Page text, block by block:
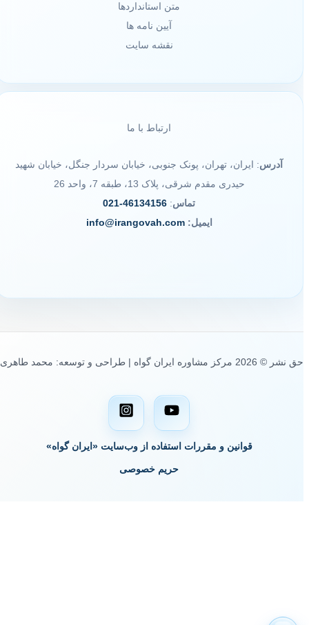
متن استانداردها
آیین نامه ها
نقشه سایت
ارتباط با ما
آدرس: ایران، تهران، پونک جنوبی، خیابان سردار جنگل، خیابان شهید
حیدری مقدم شرقی، پلاک 13، طبقه 7، واحد 26
تماس:
46134156-021
ایمیل: info@irangovah.com
حق نشر © 2026 مرکز مشاوره ایران گواه | طراحی و توسعه: محمد طاهری
قوانین و مقررات استفاده از وب‌سایت «ایران گواه»
حریم خصوصی